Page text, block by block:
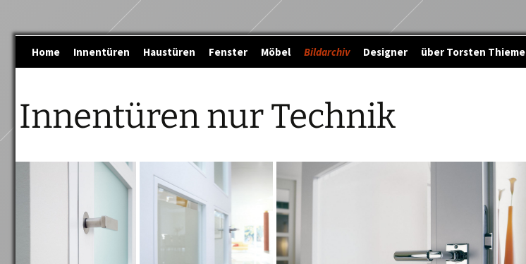
Home Innentüren Haustüren Fenster Möbel Bildarchiv Designer über Torsten Thieme
Innentüren nur Technik